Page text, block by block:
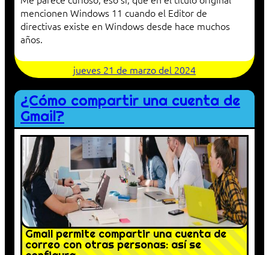
mencionen Windows 11 cuando el Editor de
directivas existe en Windows desde hace muchos
años.
jueves 21 de marzo del 2024
¿Cómo compartir una cuenta de
Gmail?
Gmail permite compartir una cuenta de
correo con otras personas: así se